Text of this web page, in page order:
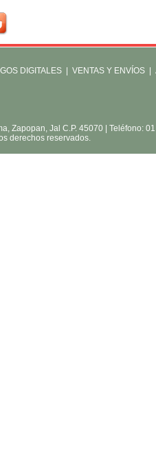
DIGITALES VENTAS Y ENVÍOS
Zapopan, Jal C.P. 45070 | Teléfono:
derechos reservados.